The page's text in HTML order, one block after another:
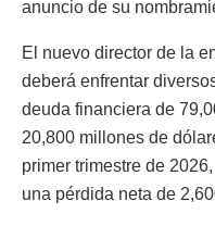
anuncio de su
El nuevo director de la
deberá enfrentar
deuda financiera de
20,800 millones de
primer trimestre de
una pérdida neta de